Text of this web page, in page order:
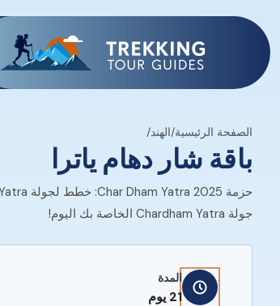
الصفحة الرئيسية/الهند/
باقة شار دهام ياترا
جولة Chardham Yatra الخاصة بك اليوم!
المدة
21 يوم